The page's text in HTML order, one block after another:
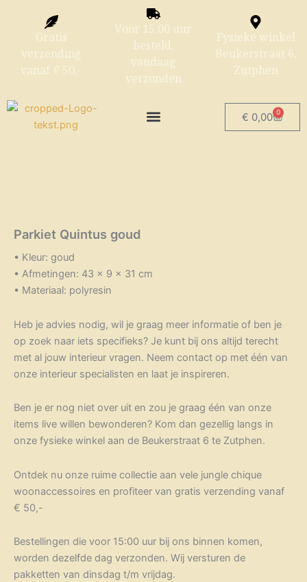
inhoud
Gratis
verzending
vanaf € 50,-
Voor 15.00 uur
besteld,
vandaag
verzonden
Fysieke winkel
Beukerstraat 6,
Zutphen
€ 0,00 0
Parkiet Quintus goud
• Kleur: goud
• Afmetingen: 43 x 9 x 31 cm
• Materiaal: polyresin
Heb je advies nodig, wil je graag meer informatie of ben je
op zoek naar iets specifieks? Je kunt bij ons altijd terecht
met al jouw interieur vragen. Neem contact op met één van
onze interieur specialisten en laat je inspireren.
Ben je er nog niet over uit en zou je graag één van onze
items live willen bewonderen? Kom dan gezellig langs in
onze fysieke winkel aan de Beukerstraat 6 te Zutphen.
Ontdek nu onze ruime collectie aan vele jungle chique
woonaccessoires en profiteer van gratis verzending vanaf
€ 50,-
Bestellingen die voor 15:00 uur bij ons binnen komen,
worden dezelfde dag verzonden. Wij versturen de
pakketten van dinsdag t/m vrijdag.